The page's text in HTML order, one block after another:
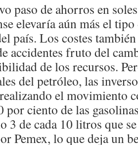
paso de ahorros en
elevaría aún más el
país. Los costes
accidentes fruto del
de los recursos.
del petróleo, las
el movimiento
ciento de las
3 de cada 10 litros que
Pemex, lo que deja un